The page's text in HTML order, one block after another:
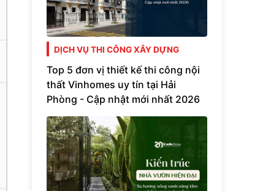
DỊCH VỤ THI CÔNG XÂY DỰNG
Top 5 đơn vị thiết kế thi công nội
thất Vinhomes uy tín tại Hải
Phòng - Cập nhật mới nhất 2026